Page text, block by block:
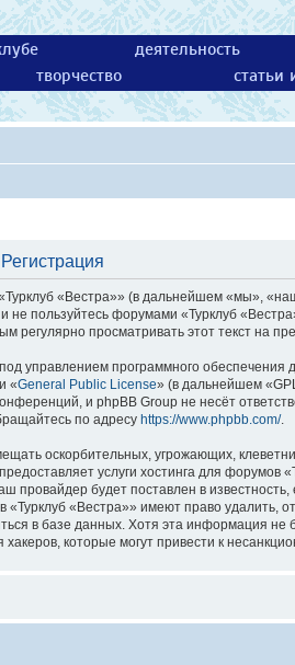
деятельность
творчество
статьи
«Вестра»» (в дальнейшем «мы»,
не пользуйтесь форумами «Турклуб
регулярно просматривать этот текст на
управлением программного обеспечения
«General Public License» (в дальнейшем
и phpBB Group не несёт
по адресу https://www.phpbb.com/.
оскорбительных, угрожающих,
услуги хостинга для
провайдер будет поставлен в
«Вестра»» имеют право удалить,
в базе данных. Хотя эта информация
хакеров, которые могут привести к